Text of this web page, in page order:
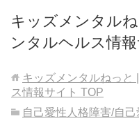
キッズメンタル
ンタルヘルス情報
キッズメンタルねっと
ス情報サイト TOP
自己愛性人格障害/自